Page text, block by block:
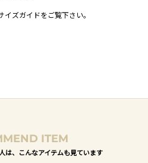
イズガイドをご覧下さい。
ITEM
は、こんなアイテムも見ています